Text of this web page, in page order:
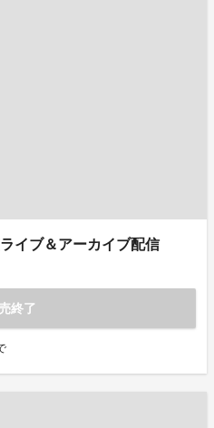
イブ＆アーカイブ配信
終了